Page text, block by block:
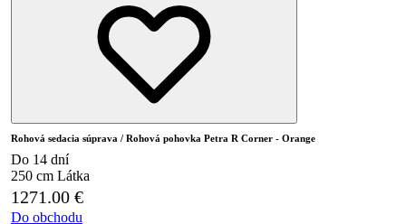
Rohová sedacia súprava / Rohová pohovka Petra R Corner - Orange
Do 14 dní
250 cm Látka
1271.00 €
Do obchodu